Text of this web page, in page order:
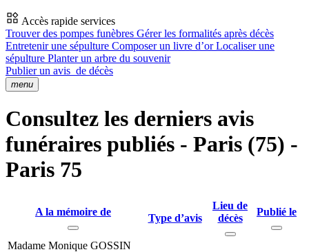
Accès rapide services
Trouver des pompes funèbres Gérer les formalités après décès
Entretenir une sépulture Composer un livre d’orLocaliser une
sépulture Planter un arbre du souvenir
Publier un avis de décès
menu
Consultez les derniers avis
funéraires publiés - Paris (75) -
Paris 75
A la mémoire de
Type d’avis
Lieu de
décès
Publié le
Madame Monique GOSSIN